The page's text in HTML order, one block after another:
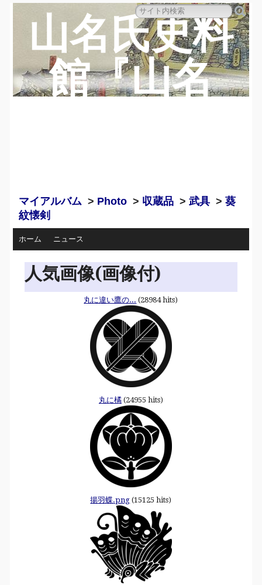
山名氏史料
館『山名
マイアルバム > Photo > 収蔵品 >武具 >葵
紋懐剣
ホーム ニュース
人気画像(画像付)
丸に違い鷹の... (28984 hits)
丸に橘(24955 hits)
揚羽蝶.png (15125 hits)